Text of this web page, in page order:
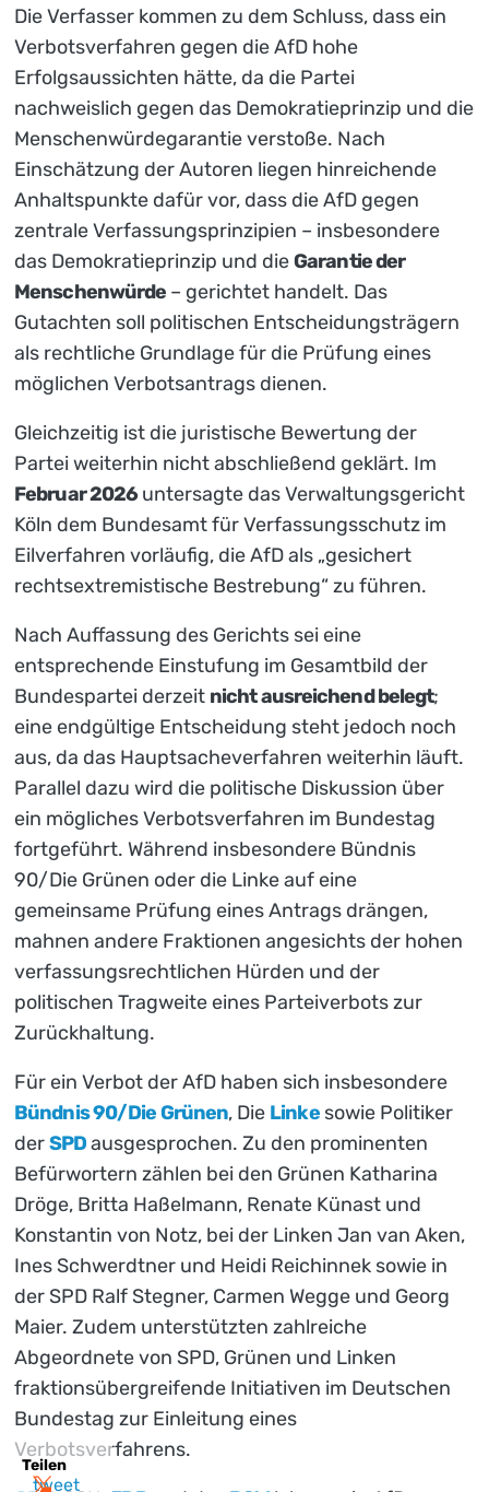
Teilen
tweet
Die Verfasser kommen zu dem Schluss, dass ein
Verbotsverfahren gegen die AfD hohe
Erfolgsaussichten hätte, da die Partei
nachweislich gegen das Demokratieprinzip und die
Menschenwürdegarantie verstoße. Nach
Einschätzung der Autoren liegen hinreichende
Anhaltspunkte dafür vor, dass die AfD gegen
zentrale Verfassungsprinzipien – insbesondere
das Demokratieprinzip und dieGarantie der
Menschenwürde – gerichtet handelt. Das
Gutachten soll politischen Entscheidungsträgern
als rechtliche Grundlage für die Prüfung eines
möglichen Verbotsantrags dienen.
Gleichzeitig ist die juristische Bewertung der
Partei weiterhin nicht abschließend geklärt. Im
Februar 2026untersagte das Verwaltungsgericht
Köln dem Bundesamt für Verfassungsschutz im
Eilverfahren vorläufig, die AfD als „gesichert
rechtsextremistische Bestrebung“ zu führen.
Nach Auffassung des Gerichts sei eine
entsprechende Einstufung im Gesamtbild der
Bundespartei derzeit nicht ausreichend belegt;
eine endgültige Entscheidung steht jedoch noch
aus, da das Hauptsacheverfahren weiterhin läuft.
Parallel dazu wird die politische Diskussion über
ein mögliches Verbotsverfahren im Bundestag
fortgeführt. Während insbesondere Bündnis
90/Die Grünen oder die Linke auf eine
gemeinsame Prüfung eines Antrags drängen,
mahnen andere Fraktionen angesichts der hohen
verfassungsrechtlichen Hürden und der
politischen Tragweite eines Parteiverbots zur
Zurückhaltung.
Für ein Verbot der AfD haben sich insbesondere
Bündnis 90/Die Grünen, Die Linkesowie Politiker
derSPDausgesprochen. Zu den prominenten
Befürwortern zählen bei den Grünen Katharina
Dröge, Britta Haßelmann, Renate Künast und
Konstantin von Notz, bei der Linken Jan van Aken,
Ines Schwerdtner und Heidi Reichinnek sowie in
der SPD Ralf Stegner, Carmen Wegge und Georg
Maier. Zudem unterstützten zahlreiche
Abgeordnete von SPD, Grünen und Linken
fraktionsübergreifende Initiativen im Deutschen
Bundestag zur Einleitung eines
Verbotsverfahrens.